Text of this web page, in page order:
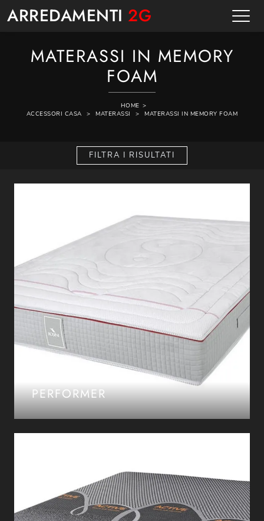
ARREDAMENTI 2G
MATERASSI IN MEMORY
FOAM
HOME >
ACCESSORI CASA
> MATERASSI > MATERASSI IN MEMORY FOAM
FILTRA I RISULTATI
PERFORMER